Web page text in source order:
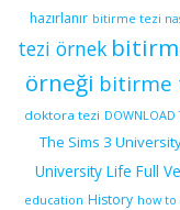
hazırlanır bitirme tezi
tezi örnek
örneği bitirme
doktora tezi
The Sims 3
University Life Full
education History how